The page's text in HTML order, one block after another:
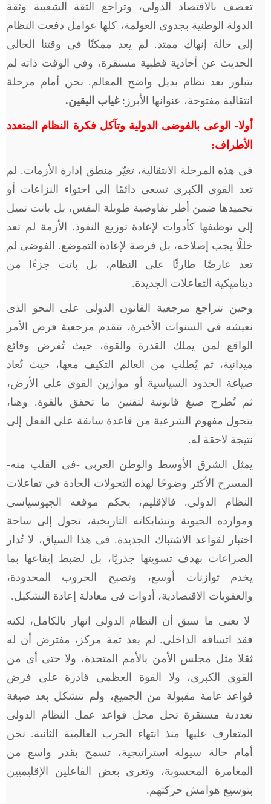
تعصف بالاقتصاد الدولى، وتراجع الثقة الشعبية وثقة
الدولة الوطنية بجدوى العولمة، كلها عوامل دفعت النظام
إلى حالة إنهاك ممتد. لم يعد ممكنًا فى وقتنا الحالى
الحديث عن أحادية قطبية مستقرة، وفى الوقت ذاته لم
يتبلور بعد نظام بديل واضح المعالم. نحن أمام مرحلة
انتقالية مفتوحة، عنوانها الأبرز:غياب اليقين.
أولا- الوعى بالفوضى الدولية وتآكل فكرة النظام المتعدد
الأطراف:
فى هذه المرحلة الانتقالية، تغيّر منطق إدارة الأزمات. لم
تعد القوى الكبرى تسعى دائمًا إلى احتواء النزاعات أو
تجميدها ضمن أطر تفاوضية طويلة النفس، بل باتت تميل
إلى توظيفها كأدوات لإعادة توزيع النفوذ. الأزمة لم تعد
خللًا يجب إصلاحه، بل فرصة لإعادة التموضع. الفوضى لم
تعد عارضًا طارئًا على النظام، بل باتت جزءًا من
ديناميكية التفاعلات الجديدة.
وحين تتراجع مرجعية القانون الدولى على النحو الذى
نعيشه فى السنوات الأخيرة، تتقدم مرجعية فرض الأمر
الواقع لمن يملك القدرة والقوة، حيث تُفرض وقائع
ميدانية، ثم يُطلب من العالم التكيف معها، حيث تُعاد
صياغة الحدود السياسية أو موازين القوى على الأرض،
ثم تُطرح صيغ قانونية لتقنين ما تحقق بالقوة. وهنا،
يتحول مفهوم الشرعية من قاعدة سابقة على الفعل إلى
نتيجة لاحقة له.
يمثل الشرق الأوسط والوطن العربى -فى القلب منه-
المسرح الأكثر وضوحًا لهذه التحولات الحادة فى تفاعلات
النظام الدولي. فالإقليم، بحكم موقعه الجيوسياسى
وموارده الحيوية وتشابكاته التاريخية، تحول إلى ساحة
اختبار لقواعد الاشتباك الجديدة. فى هذا السياق، لا تُدار
الصراعات بهدف تسويتها جذريًا، بل لضبط إيقاعها بما
يخدم توازنات أوسع، وتصبح الحروب المحدودة،
والعقوبات الاقتصادية، أدوات فى معادلة إعادة التشكيل.
لا يعنى ما سبق أن النظام الدولى انهار بالكامل، لكنه
فقد اتساقه الداخلى. لم يعد ثمة مركز، مفترض أن له
ثقلا مثل مجلس الأمن بالأمم المتحدة، ولا حتى أى من
القوى الكبرى، ولا القوة العظمى قادرة على فرض
قواعد عامة مقبولة من الجميع، ولم تتشكل بعد صيغة
تعددية مستقرة تحل محل قواعد عمل النظام الدولى
المتعارف عليها منذ انتهاء الحرب العالمية الثانية. نحن
أمام حالة سيولة استراتيجية، تسمح بقدر واسع من
المغامرة المحسوبة، وتغرى بعض الفاعلين الإقليميين
بتوسيع هوامش حركتهم.